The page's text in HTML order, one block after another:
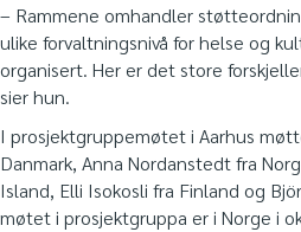
– Rammene omhandler
ulike forvaltningsnivå for helse og
organisert. Her er det store
sier hun.
I prosjektgruppemøtet i Aarhus
Danmark, Anna Nordanstedt fra
Island, Elli Isokosli fra Finland og
møtet i prosjektgruppa er i Norge i